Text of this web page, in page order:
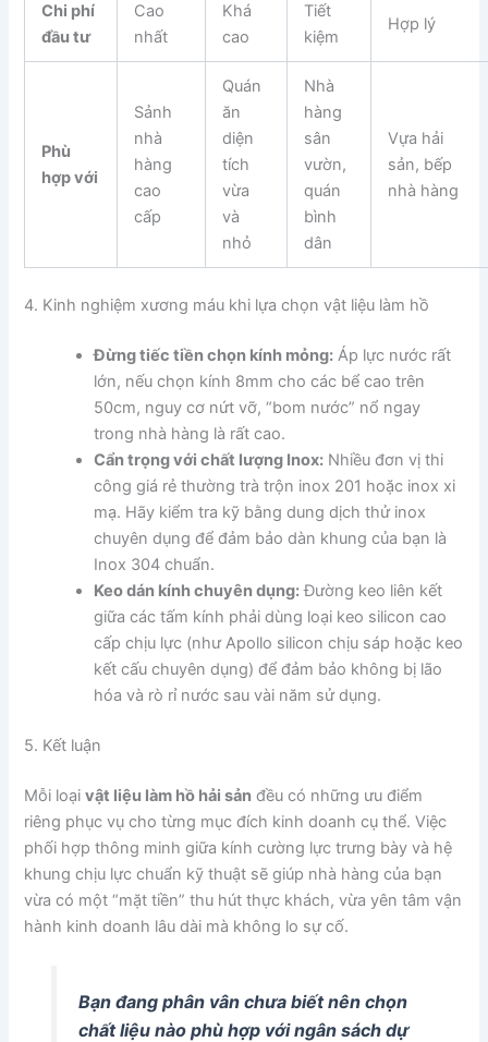
Chi phí
đầu tư
Cao
nhất
Khá
cao
Tiết
kiệm
Hợp lý
Phù
hợp với
Sảnh
nhà
hàng
cao
cấp
Quán
ăn
diện
tích
vừa
và
nhỏ
Nhà
hàng
sân
vườn,
quán
bình
dân
Vựa hải
sản, bếp
nhà hàng
4. Kinh nghiệm xương máu khi lựa chọn vật liệu làm hồ
Đừng tiếc tiền chọn kính mỏng: Áp lực nước rất
lớn, nếu chọn kính 8mm cho các bể cao trên
50cm, nguy cơ nứt vỡ, “bom nước” nổ ngay
trong nhà hàng là rất cao.
Cẩn trọng với chất lượng Inox: Nhiều đơn vị thi
công giá rẻ thường trà trộn inox 201 hoặc inox xi
mạ. Hãy kiểm tra kỹ bằng dung dịch thử inox
chuyên dụng để đảm bảo dàn khung của bạn là
Inox 304 chuẩn.
Keo dán kính chuyên dụng:Đường keo liên kết
giữa các tấm kính phải dùng loại keo silicon cao
cấp chịu lực (như Apollo silicon chịu sáp hoặc keo
kết cấu chuyên dụng) để đảm bảo không bị lão
hóa và rò rỉ nước sau vài năm sử dụng.
5. Kết luận
Mỗi loạivật liệu làm hồ hải sản đều có những ưu điểm
riêng phục vụ cho từng mục đích kinh doanh cụ thể. Việc
phối hợp thông minh giữa kính cường lực trưng bày và hệ
khung chịu lực chuẩn kỹ thuật sẽ giúp nhà hàng của bạn
vừa có một “mặt tiền” thu hút thực khách, vừa yên tâm vận
hành kinh doanh lâu dài mà không lo sự cố.
Bạn đang phân vân chưa biết nên chọn
chất liệu nào phù hợp với ngân sách dự